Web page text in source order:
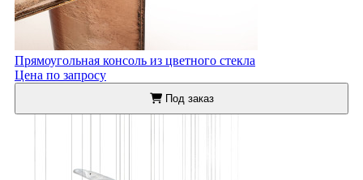
Прямоугольная консоль из цветного стекла
Цена по запросу
Под заказ